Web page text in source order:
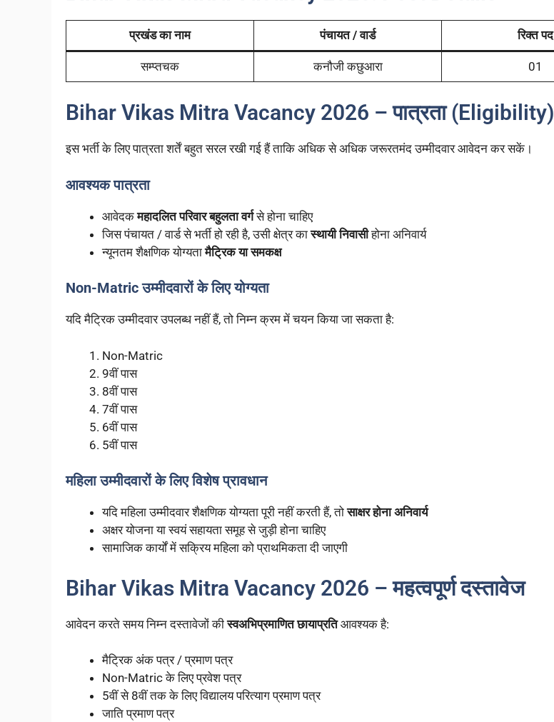
प्रखंड का नाम पंचायत / वार्ड रिक्त पद
सम्प्तचक कनौजी कछुआरा 01
Bihar Vikas Mitra Vacancy 2026 – पात्रता (Eligibility)
इस भर्ती के लिए पात्रता शर्तें बहुत सरल रखी गई हैं ताकि अधिक से अधिक जरूरतमंद उम्मीदवार आवेदन कर सकें।
आवश्यक पात्रता
आवेदकमहादलित परिवार बहुलता वर्गसे होना चाहिए
जिस पंचायत / वार्ड से भर्ती हो रही है, उसी क्षेत्र कास्थायी निवासीहोना अनिवार्य
न्यूनतम शैक्षणिक योग्यतामैट्रिक या समकक्ष
Non-Matric उम्मीदवारों के लिए योग्यता
यदि मैट्रिक उम्मीदवार उपलब्ध नहीं हैं, तो निम्न क्रम में चयन किया जा सकता है:
Non-Matric
9वीं पास
8वीं पास
7वीं पास
6वीं पास
5वीं पास
महिला उम्मीदवारों के लिए विशेष प्रावधान
यदि महिला उम्मीदवार शैक्षणिक योग्यता पूरी नहीं करती हैं, तोसाक्षर होना अनिवार्य
अक्षर योजना या स्वयं सहायता समूह से जुड़ी होना चाहिए
सामाजिक कार्यों में सक्रिय महिला को प्राथमिकता दी जाएगी
Bihar Vikas Mitra Vacancy 2026 – महत्वपूर्ण दस्तावेज
आवेदन करते समय निम्न दस्तावेजों कीस्वअभिप्रमाणित छायाप्रतिआवश्यक है:
मैट्रिक अंक पत्र / प्रमाण पत्र
Non-Matric के लिए प्रवेश पत्र
5वीं से 8वीं तक के लिए विद्यालय परित्याग प्रमाण पत्र
जाति प्रमाण पत्र